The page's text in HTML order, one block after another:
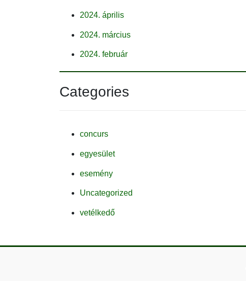
2024. április
2024. március
2024. február
Categories
concurs
egyesület
esemény
Uncategorized
vetélkedő